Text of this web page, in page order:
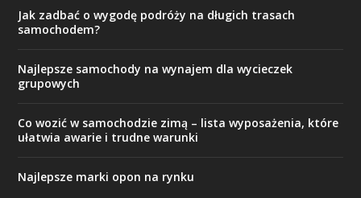
Jak zadbać o wygodę podróży na długich trasach
samochodem?
Najlepsze samochody na wynajem dla wycieczek
grupowych
Co wozić w samochodzie zimą – lista wyposażenia, które
ułatwia awarie i trudne warunki
Najlepsze marki opon na rynku